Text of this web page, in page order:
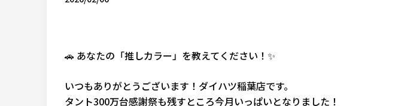
🚗 あなたの「推しカラー」を教えてください！✨
いつもありがとうございます！ダイハツ稲葉店です。
タント300万台感謝祭も残すところ今月いっぱいとなりました！